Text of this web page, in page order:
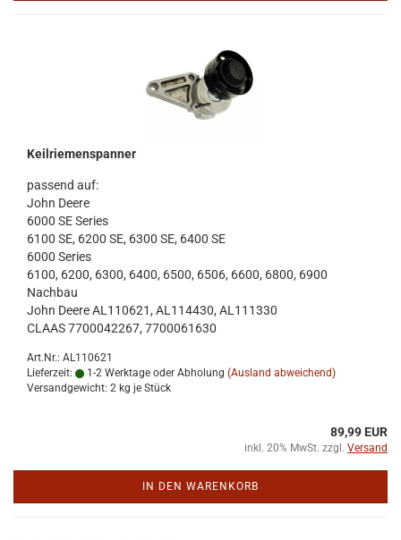
Keil­rie­men­span­ner
pas­send auf:
John Deere
6000 SE Se­ries
6100 SE, 6200 SE, 6300 SE, 6400 SE
6000 Se­ries
6100, 6200, 6300, 6400, 6500, 6506, 6600, 6800, 6900
Nach­bau
John Deere AL110621, AL114430, AL111330
CLAAS 7700042267, 7700061630
Art.Nr.: AL110621
Lieferzeit:
1-2 Werktage oder Abholung (Ausland abweichend)
Versandgewicht: 2 kg je Stück
89,99 EUR
inkl. 20% MwSt. zzgl. Versand
IN DEN WARENKORB